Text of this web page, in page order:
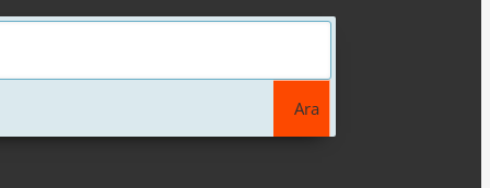
Ara